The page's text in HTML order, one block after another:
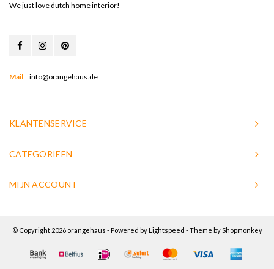
We just love dutch home interior!
Mail info@orangehaus.de
KLANTENSERVICE
CATEGORIEËN
MIJN ACCOUNT
© Copyright 2026 orangehaus - Powered by Lightspeed - Theme byShopmonkey